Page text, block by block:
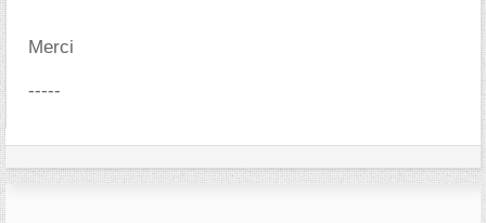
Merci
-----